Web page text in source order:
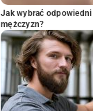
Jak wybrać
mężczyzn?